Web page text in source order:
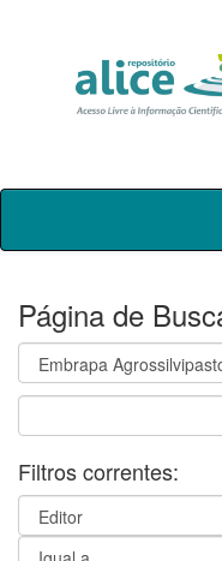
Skip
Página de
Filtros correntes: